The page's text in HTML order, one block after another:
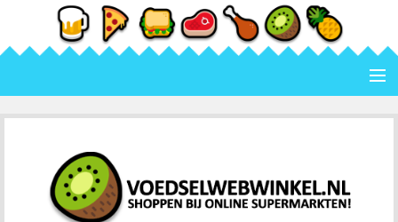
Home
Categorie
Merk